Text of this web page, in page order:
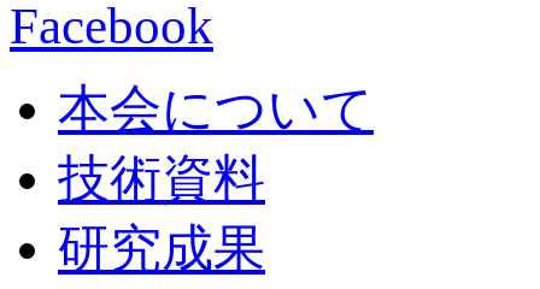
本会について
技術資料
研究成果